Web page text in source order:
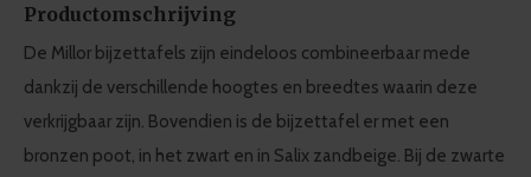
Productomschrijving
De Millor bijzettafels zijn eindeloos combineerbaar mede
dankzij de verschillende hoogtes en breedtes waarin deze
verkrijgbaar zijn. Bovendien is de bijzettafel er met een
bronzen poot, in het zwart en in Salix zandbeige. Bij de zwarte